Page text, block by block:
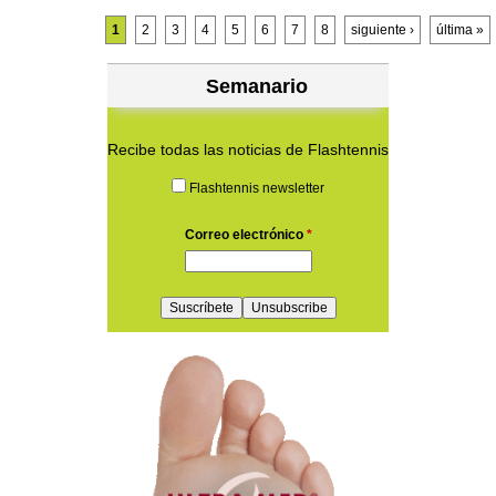
1 2 3 4 5 6 7 8 siguiente › última »
Semanario
Recibe todas las noticias de Flashtennis
Flashtennis newsletter
Correo electrónico *